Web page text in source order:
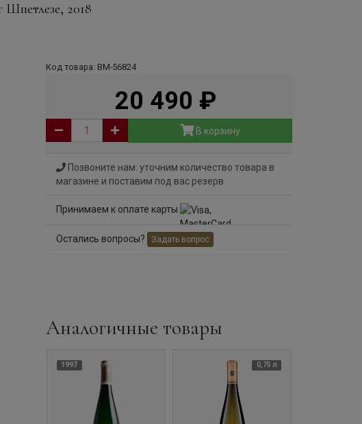
2018
Код товара: ВМ-56824
20 490
В корзину
Позвоните нам: уточним количество товара в
магазине и поставим под вас резерв
Принимаем к оплате карты
Остались вопросы? Задать вопрос
Аналогичные товары
2018 0,75 л
1997 0,75 л